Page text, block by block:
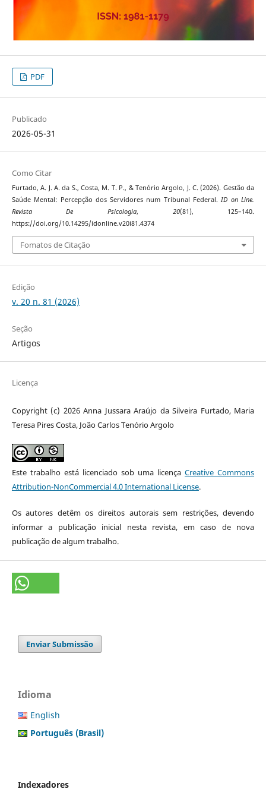
PDF
Publicado
2026-05-31
Como Citar
Furtado, A. J. A. da S., Costa, M. T. P., & Tenório Argolo, J. C. (2026). Gestão da
Saúde Mental: Percepção dos Servidores num Tribunal Federal.ID on Line.
Revista De Psicologia, 20(81), 125–140.
https://doi.org/10.14295/idonline.v20i81.4374
Fomatos de Citação
Edição
v. 20 n. 81 (2026)
Seção
Artigos
Licença
Copyright (c) 2026 Anna Jussara Araújo da Silveira Furtado, Maria
Teresa Pires Costa, João Carlos Tenório Argolo
Este trabalho está licenciado sob uma licençaCreative Commons
Attribution-NonCommercial 4.0 International License.
Os autores detêm os direitos autorais sem restrições, devendo
informar a publicação inicial nesta revista, em caso de nova
publicação de algum trabalho.
Enviar Submissão
Idioma
English
Português (Brasil)
Indexadores